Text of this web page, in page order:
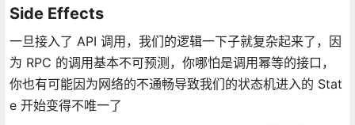
Side Effects
一旦接入了 API 调用，我们的逻辑一下子就复杂起来了，因
为 RPC 的调用基本不可预测，你哪怕是调用幂等的接口，
你也有可能因为网络的不通畅导致我们的状态机进入的 Stat
e 开始变得不唯一了